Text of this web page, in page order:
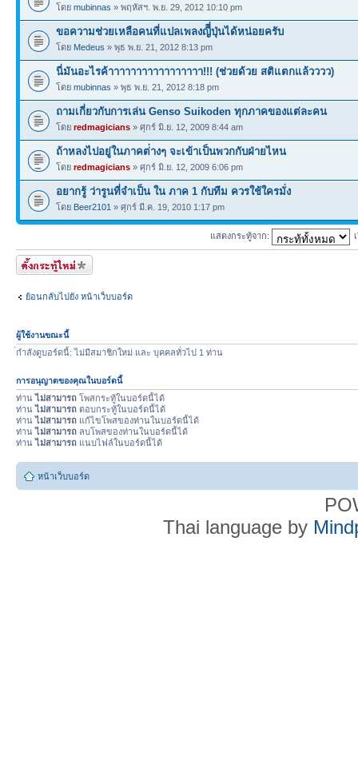
โดย mubinnas » พฤหัสฯ. พ.ย. 29, 2012 10:10 pm
ขอความช่วยเหลือคนที่แปลเพลงญีี่ปุ่นได้หน่อยครับ
โดย Medeus » พุธ พ.ย. 21, 2012 8:13 pm
นี่มันอะไรค้าาาาาาาาาาาาาาาาา!!! (ช่วยด้วย สติแตกแล้วววว)
โดย mubinnas » พุธ พ.ย. 21, 2012 8:18 pm
ถามเกี่ยวกับการเล่น Genso Suikoden ทุกภาคของแต่ละคน
โดย redmagicians » ศุกร์ มิ.ย. 12, 2009 8:44 am
ถ้าหลงไปอยู่ในภาคต่่างๆ จะเข้าเป็นพวกกับฝ่ายไหน
โดย redmagicians » ศุกร์ มิ.ย. 12, 2009 6:06 pm
อยากรู้ ว่ารูนที่จำเป็น ใน ภาค 1 กับทีม ควรใช้ใครมั่ง
โดย Beer2101 » ศุกร์ มี.ค. 19, 2010 1:17 pm
แสดงกระทู้จาก:
ตั้งกระทู้ใหม่
ย้อนกลับไปยัง หน้าเว็บบอร์ด
ผู้ใช้งานขณะนี้
่กำลังดูบอร์ดนี้: ไม่มีสมาชิกใหม่ และ บุคคลทั่วไป 1 ท่าน
การอนุญาตของคุณในบอร์ดนี้
ท่านไม่สามารถ โพสกระทู้ในบอร์ดนี้ได้
ท่านไม่สามารถ ตอบกระทู้ในบอร์ดนี้ได้
ท่านไม่สามารถ แก้ไขโพสของท่านในบอร์ดนี้ได้
ท่านไม่สามารถ ลบโพสของท่านในบอร์ดนี้ได้
ท่านไม่สามารถ แนบไฟล์ในบอร์ดนี้ได้
หน้าเว็บบอร์ด
Thai language by